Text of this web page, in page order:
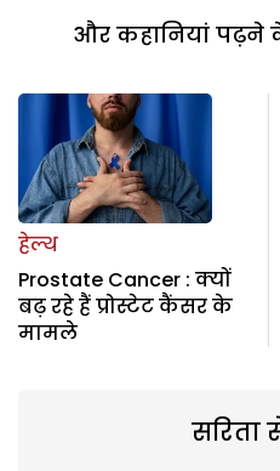
और कहानियां पढ़ने
हेल्थ
Prostate Cancer : क्यों
बढ़ रहे हैं प्रोस्टेट कैंसर के
मामले
सरिता